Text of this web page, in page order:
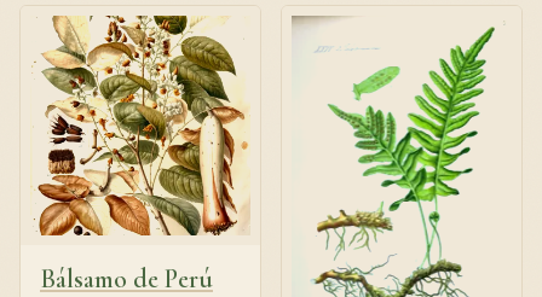
Bálsamo de Perú